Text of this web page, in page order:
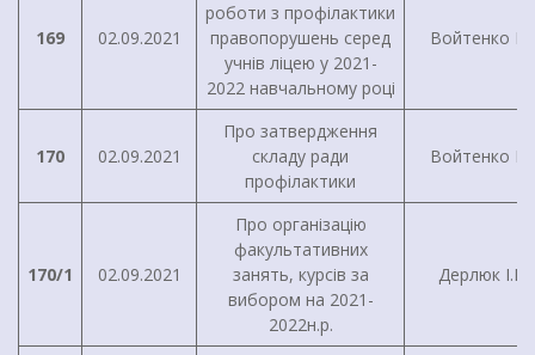
169 02.09.2021
роботи з профілактики
правопорушень серед
учнів ліцею у 2021-
2022 навчальному році
Войтенко І.Г.
170 02.09.2021
Про затвердження
складу ради
профілактики
Войтенко І.Г.
170/1 02.09.2021
Про організацію
факультативних
занять, курсів за
вибором на 2021-
2022н.р.
Дерлюк І.В.